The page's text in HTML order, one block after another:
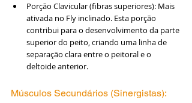
Porção Clavicular (fibras superiores): Mais
ativada no Fly inclinado. Esta porção
contribui para o desenvolvimento da parte
superior do peito, criando uma linha de
separação clara entre o peitoral e o
deltoide anterior.
Músculos Secundários (Sinergistas):